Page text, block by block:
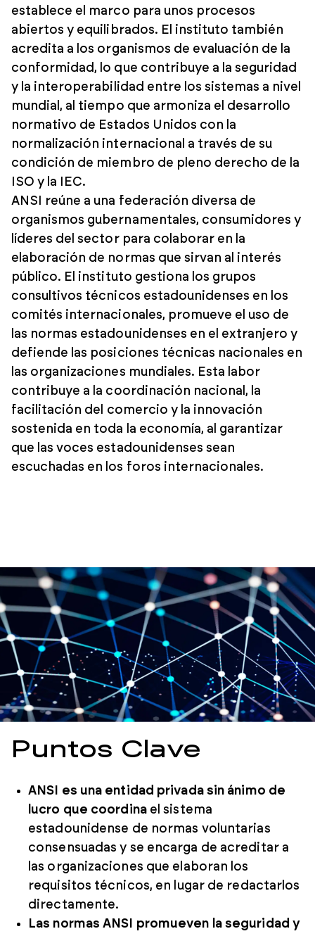
establece el marco para unos procesos
abiertos y equilibrados. El instituto también
acredita a los organismos de evaluación de la
conformidad, lo que contribuye a la seguridad
y la interoperabilidad entre los sistemas a nivel
mundial, al tiempo que armoniza el desarrollo
normativo de Estados Unidos con la
normalización internacional a través de su
condición de miembro de pleno derecho de la
ISO y la IEC.
ANSI reúne a una federación diversa de
organismos gubernamentales, consumidores y
líderes del sector para colaborar en la
elaboración de normas que sirvan al interés
público. El instituto gestiona los grupos
consultivos técnicos estadounidenses en los
comités internacionales, promueve el uso de
las normas estadounidenses en el extranjero y
defiende las posiciones técnicas nacionales en
las organizaciones mundiales. Esta labor
contribuye a la coordinación nacional, la
facilitación del comercio y la innovación
sostenida en toda la economía, al garantizar
que las voces estadounidenses sean
escuchadas en los foros internacionales.
Puntos Clave
ANSI es una entidad privada sin ánimo de
lucro que coordinael sistema
estadounidense de normas voluntarias
consensuadas y se encarga de acreditar a
las organizaciones que elaboran los
requisitos técnicos, en lugar de redactarlos
directamente.
Las normas ANSI promueven la seguridad y